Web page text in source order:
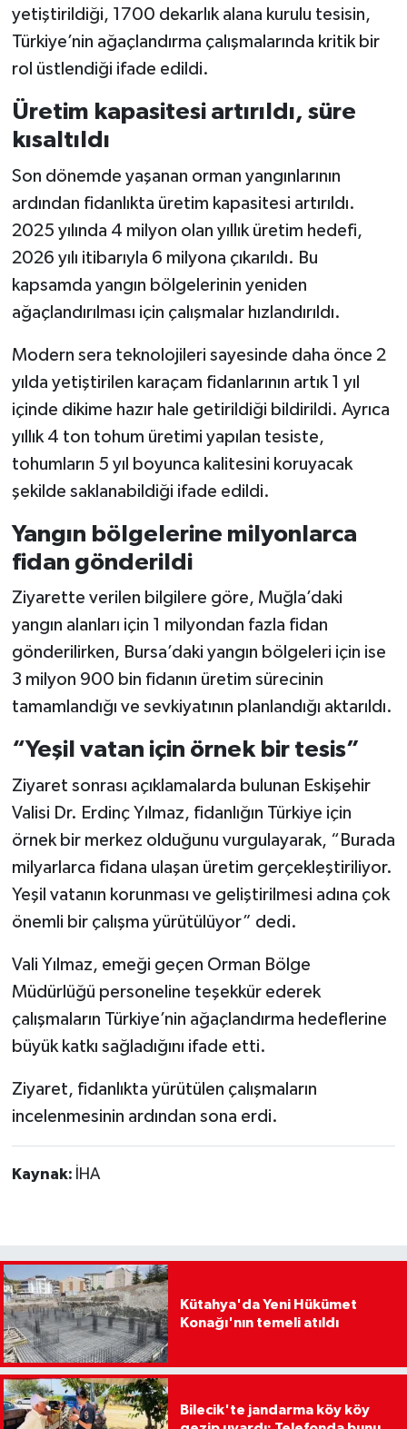
yetiştirildiği, 1700 dekarlık alana kurulu tesisin,
Türkiye’nin ağaçlandırma çalışmalarında kritik bir
rol üstlendiği ifade edildi.
Üretim kapasitesi artırıldı, süre
kısaltıldı
Son dönemde yaşanan orman yangınlarının
ardından fidanlıkta üretim kapasitesi artırıldı.
2025 yılında 4 milyon olan yıllık üretim hedefi,
2026 yılı itibarıyla 6 milyona çıkarıldı. Bu
kapsamda yangın bölgelerinin yeniden
ağaçlandırılması için çalışmalar hızlandırıldı.
Modern sera teknolojileri sayesinde daha önce 2
yılda yetiştirilen karaçam fidanlarının artık 1 yıl
içinde dikime hazır hale getirildiği bildirildi. Ayrıca
yıllık 4 ton tohum üretimi yapılan tesiste,
tohumların 5 yıl boyunca kalitesini koruyacak
şekilde saklanabildiği ifade edildi.
Yangın bölgelerine milyonlarca
fidan gönderildi
Ziyarette verilen bilgilere göre, Muğla’daki
yangın alanları için 1 milyondan fazla fidan
gönderilirken, Bursa’daki yangın bölgeleri için ise
3 milyon 900 bin fidanın üretim sürecinin
tamamlandığı ve sevkiyatının planlandığı aktarıldı.
“Yeşil vatan için örnek bir tesis”
Ziyaret sonrası açıklamalarda bulunan Eskişehir
Valisi Dr. Erdinç Yılmaz, fidanlığın Türkiye için
örnek bir merkez olduğunu vurgulayarak, “Burada
milyarlarca fidana ulaşan üretim gerçekleştiriliyor.
Yeşil vatanın korunması ve geliştirilmesi adına çok
önemli bir çalışma yürütülüyor” dedi.
Vali Yılmaz, emeği geçen Orman Bölge
Müdürlüğü personeline teşekkür ederek
çalışmaların Türkiye’nin ağaçlandırma hedeflerine
büyük katkı sağladığını ifade etti.
Ziyaret, fidanlıkta yürütülen çalışmaların
incelenmesinin ardından sona erdi.
Kaynak: İHA
Kütahya'da Yeni Hükümet
Konağı'nın temeli atıldı
Bilecik'te jandarma köy köy